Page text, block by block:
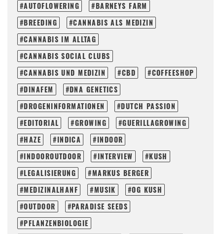
AUTOFLOWERING
BARNEYS FARM
BREEDING
CANNABIS ALS MEDIZIN
CANNABIS IM ALLTAG
CANNABIS SOCIAL CLUBS
CANNABIS UND MEDIZIN
CBD
COFFEESHOP
DINAFEM
DNA GENETICS
DROGENINFORMATIONEN
DUTCH PASSION
EDITORIAL
GROWING
GUERILLAGROWING
HAZE
INDICA
INDOOR
INDOOROUTDOOR
INTERVIEW
KUSH
LEGALISIERUNG
MARKUS BERGER
MEDIZINALHANF
MUSIK
OG KUSH
OUTDOOR
PARADISE SEEDS
PFLANZENBIOLOGIE